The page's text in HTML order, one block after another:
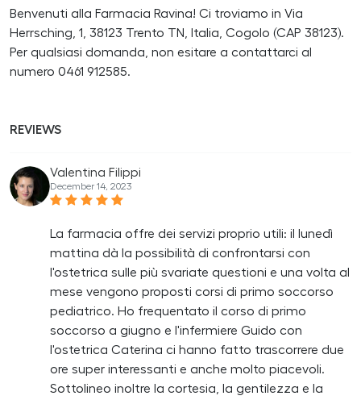
Benvenuti alla Farmacia Ravina! Ci troviamo in Via
Herrsching, 1, 38123 Trento TN, Italia, Cogolo (CAP 38123).
Per qualsiasi domanda, non esitare a contattarci al
numero 0461 912585.
REVIEWS
Valentina Filippi
December 14, 2023
La farmacia offre dei servizi proprio utili: il lunedì
mattina dà la possibilità di confrontarsi con
l'ostetrica sulle più svariate questioni e una volta al
mese vengono proposti corsi di primo soccorso
pediatrico. Ho frequentato il corso di primo
soccorso a giugno e l'infermiere Guido con
l'ostetrica Caterina ci hanno fatto trascorrere due
ore super interessanti e anche molto piacevoli.
Sottolineo inoltre la cortesia, la gentilezza e la